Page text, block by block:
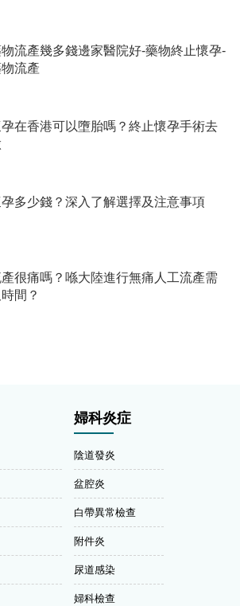
流產幾多錢邊家醫院好-藥物終止懷孕-
流產
在香港可以墮胎嗎？終止懷孕手術去
多少錢？深入了解選擇及注意事項
產很痛嗎？喺大陸進行無痛人工流產需
間？
婦科炎症
陰道發炎
盆腔炎
白帶異常檢查
附件炎
尿道感染
婦科檢查